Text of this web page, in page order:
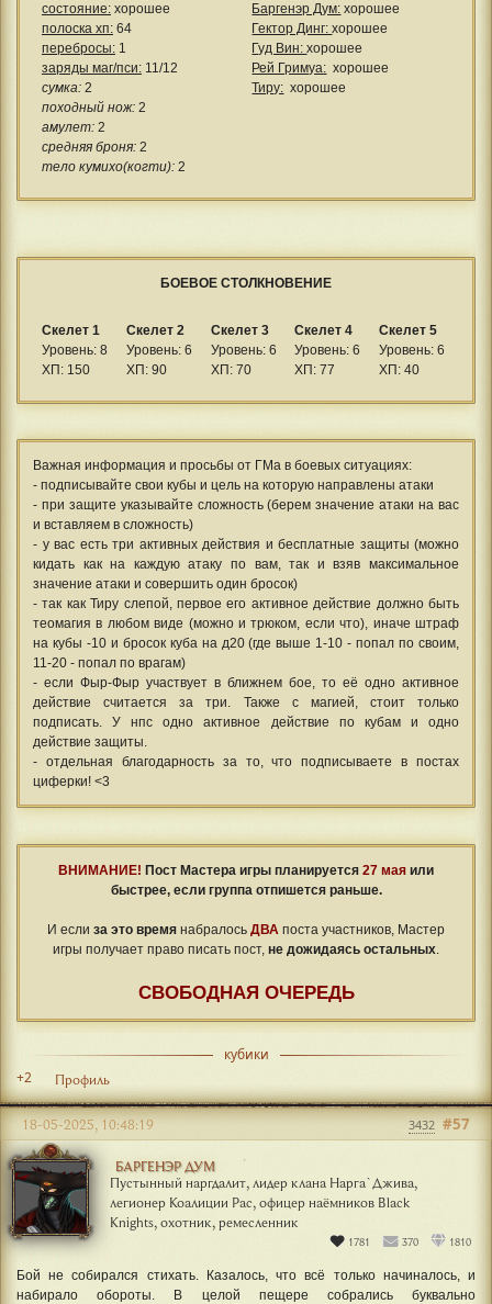
состояние:хорошее
полоска хп:64
перебросы:1
заряды маг/пси:11/12
сумка:2
походный нож:2
амулет:2
средняя броня:2
тело кумихо(когти):2
Баргенэр Дум: хорошее
Гектор Динг:хорошее
Гуд Вин:хорошее
Рей Гримуа: хорошее
Тиру: хорошее
БОЕВОЕ СТОЛКНОВЕНИЕ
Скелет 1
Уровень: 8
ХП: 150
Скелет 2
Уровень: 6
ХП: 90
Скелет 3
Уровень: 6
ХП: 70
Скелет 4
Уровень: 6
ХП: 77
Скелет 5
Уровень: 6
ХП: 40
Важная информация и просьбы от ГМа в боевых ситуациях:
- подписывайте свои кубы и цель на которую направлены атаки
- при защите указывайте сложность (берем значение атаки на вас
и вставляем в сложность)
- у вас есть три активных действия и бесплатные защиты (можно
кидать как на каждую атаку по вам, так и взяв максимальное
значение атаки и совершить один бросок)
- так как Тиру слепой, первое его активное действие должно быть
теомагия в любом виде (можно и трюком, если что), иначе штраф
на кубы -10 и бросок куба на д20 (где выше 1-10 - попал по своим,
11-20 - попал по врагам)
- если Фыр-Фыр участвует в ближнем бое, то её одно активное
действие считается за три. Также с магией, стоит только
подписать. У нпс одно активное действие по кубам и одно
действие защиты.
- отдельная благодарность за то, что подписываете в постах
циферки! <3
ВНИМАНИЕ! Пост Мастера игры планируется 27 мая или
быстрее, если группа отпишется раньше.
И если за это время набралось ДВА поста участников, Мастер
игры получает право писать пост, не дожидаясь остальных
СВОБОДНАЯ ОЧЕРЕДЬ
кубики
+2
Профиль
БАРГЕНЭР ДУМ
Пустынный наргдалит, лидер клана Нарга`Джива,
легионер Коалиции Рас, офицер наёмников Black
Knights, охотник, ремесленник
1781 370 1810
#57
18-05-2025, 10:48:19 3432
Бой не собирался стихать. Казалось, что всё только начиналось, и
набирало обороты. В целой пещере собрались буквально